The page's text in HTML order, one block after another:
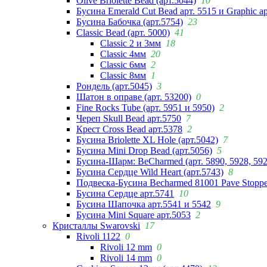
Бусина Emerald Cut Bead арт. 5515 и Graphic
Бусина Бабочка (арт.5754) 23
Classic Bead (арт. 5000) 41
Classic 2 и 3мм 18
Classic 4мм 20
Classic 6мм 2
Classic 8мм 1
Рондель (арт.5045) 3
Шатон в оправе (арт. 53200) 0
Fine Rocks Tube (арт. 5951 и 5950) 2
Череп Skull Bead арт.5750 7
Крест Cross Bead арт.5378 2
Бусина Briolette XL Hole (арт.5042) 7
Бусина Mini Drop Bead (арт.5056) 5
Бусина-Шарм: BeCharmed (арт. 5890, 5928,
Бусина Сердце Wild Heart (арт.5743) 8
Подвеска-Бусина Becharmed 81001 Pave
Бусина Сердце арт.5741
10
Бусина Шапочка арт.5541 и 5542 9
Бусина Mini Square арт.5053 2
Кристаллы Swarovski
17
Rivoli 1122 0
Rivoli 12 mm 0
Rivoli 14 mm 0